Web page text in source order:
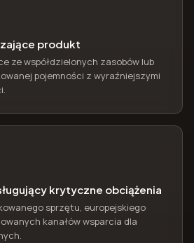
produkt
ze współdzielonych zasobów lub
pojemności z wyraźniejszymi
krytyczne obciążenia
sprzętu, europejskiego
kanałów wsparcia dla